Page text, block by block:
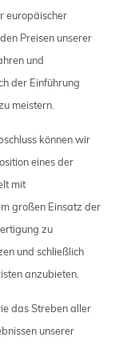
europäischer
Preisen unserer
und
der Einführung
meistern.
können wir
eines der
mit
großen Einsatz der
zu
und schließlich
anzubieten.
das Streben aller
unserer